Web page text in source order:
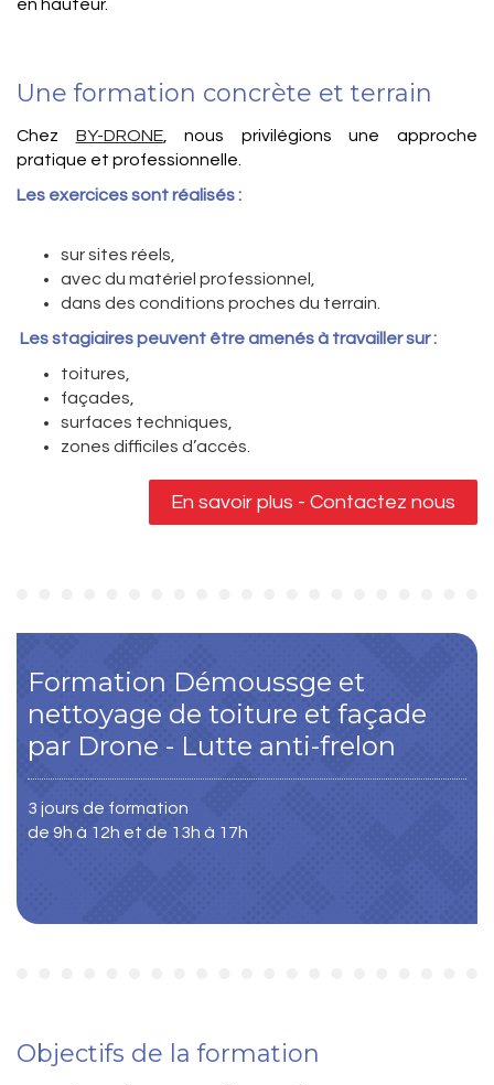
en hauteur.
Une formation concrète et terrain
Chez BY-DRONE, nous privilégions une approche
pratique et professionnelle.
Les exercices sont réalisés :
sur sites réels,
avec du matériel professionnel,
dans des conditions proches du terrain.
Les stagiaires peuvent être amenés à travailler sur :
toitures,
façades,
surfaces techniques,
zones difficiles d’accès.
En savoir plus - Contactez nous
Formation Démoussge et
nettoyage de toiture et façade
par Drone - Lutte anti-frelon
3 jours de formation
de 9h à 12h et de 13h à 17h
Objectifs de la formation